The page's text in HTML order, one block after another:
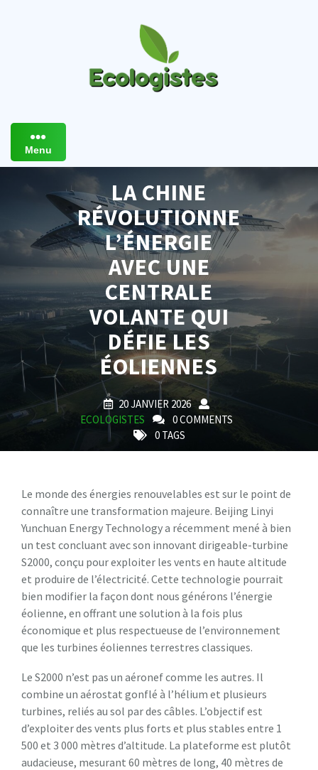
Menu
LA CHINE
RÉVOLUTIONNE
L’ÉNERGIE
AVEC UNE
CENTRALE
VOLANTE QUI
DÉFIE LES
ÉOLIENNES
20 JANVIER 2026
ECOLOGISTES
0 COMMENTS
0 TAGS
Le monde des énergies renouvelables est sur le point de
connaître une transformation majeure. Beijing Linyi
Yunchuan Energy Technology a récemment mené à bien
un test concluant avec son innovant dirigeable-turbine
S2000, conçu pour exploiter les vents en haute altitude
et produire de l’électricité. Cette technologie pourrait
bien modifier la façon dont nous générons l’énergie
éolienne, en offrant une solution à la fois plus
économique et plus respectueuse de l’environnement
que les turbines éoliennes terrestres classiques.
Le S2000 n’est pas un aéronef comme les autres. Il
combine un aérostat gonflé à l’hélium et plusieurs
turbines, reliés au sol par des câbles. L’objectif est
d’exploiter des vents plus forts et plus stables entre 1
500 et 3 000 mètres d’altitude. La plateforme est plutôt
audacieuse, mesurant 60 mètres de long, 40 mètres de